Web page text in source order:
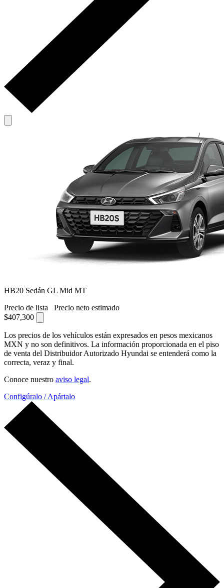
HB20 Sedán GL Mid MT
Precio de lista
Precio neto estimado
$407,300
Los precios de los vehículos están expresados en pesos mexicanos
MXN y no son definitivos. La información proporcionada en el piso
de venta del Distribuidor Autorizado Hyundai se entenderá como la
correcta, veraz y final.
Conoce nuestro aviso legal.
Configúralo / Apártalo